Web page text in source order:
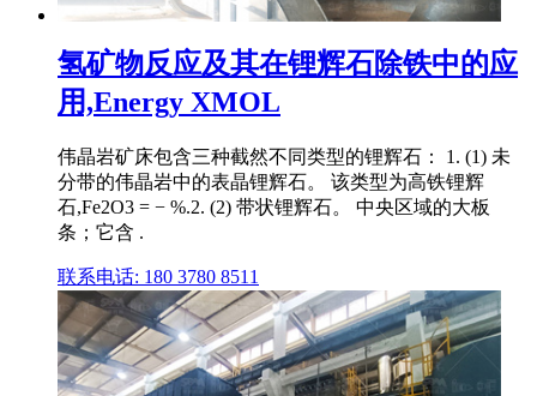
氢矿物反应及其在锂辉石除铁中的应
用,Energy XMOL
伟晶岩矿床包含三种截然不同类型的锂辉石： 1. (1) 未
分带的伟晶岩中的表晶锂辉石。 该类型为高铁锂辉
石,Fe2O3 = − %.2. (2) 带状锂辉石。 中央区域的大板
条；它含 .
联系电话: 180 3780 8511